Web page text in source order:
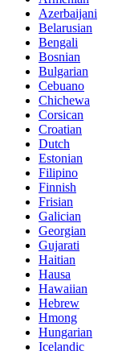
Azerbaijani
Belarusian
Bengali
Bosnian
Bulgarian
Cebuano
Chichewa
Corsican
Croatian
Dutch
Estonian
Filipino
Finnish
Frisian
Galician
Georgian
Gujarati
Haitian
Hausa
Hawaiian
Hebrew
Hmong
Hungarian
Icelandic